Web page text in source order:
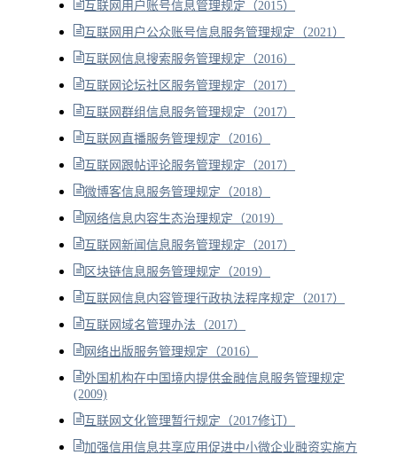
互联网用户账号信息管理规定（2015）
互联网用户公众账号信息服务管理规定（2021）
互联网信息搜索服务管理规定（2016）
互联网论坛社区服务管理规定（2017）
互联网群组信息服务管理规定（2017）
互联网直播服务管理规定（2016）
互联网跟帖评论服务管理规定（2017）
微博客信息服务管理规定（2018）
网络信息内容生态治理规定（2019）
互联网新闻信息服务管理规定（2017）
区块链信息服务管理规定（2019）
互联网信息内容管理行政执法程序规定（2017）
互联网域名管理办法（2017）
网络出版服务管理规定（2016）
外国机构在中国境内提供金融信息服务管理规定
(2009)
互联网文化管理暂行规定（2017修订）
加强信用信息共享应用促进中小微企业融资实施方